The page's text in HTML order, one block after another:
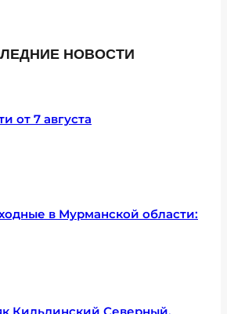
НОВОСТИ
от 7 августа
в Мурманской области: